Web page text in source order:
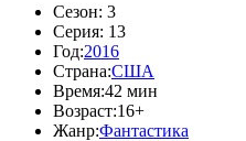
Сезон: 3
Серия: 13
Год:2016
Страна:США
Время:42 мин
Возраст:16+
Жанр:Фантастика